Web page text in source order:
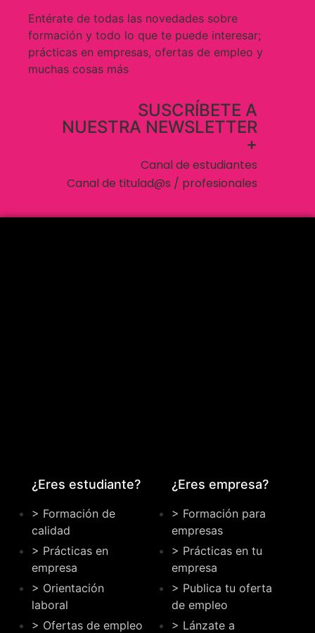
Entérate de todas las novedades sobre
formación y todo lo que te puede interesar;
prácticas en empresas, ofertas de empleo y
muchas cosas más
SUSCRÍBETE A
NUESTRA NEWSLETTER
+​
Canal de estudiantes
Canal de titulad@s / profesionales
¿Eres estudiante?
> Formación de
calidad
> Prácticas en
empresa
> Orientación
laboral
> Ofertas de empleo
¿Eres empresa?
> Formación para
empresas
> Prácticas en tu
empresa
> Publica tu oferta
de empleo
> Lánzate a